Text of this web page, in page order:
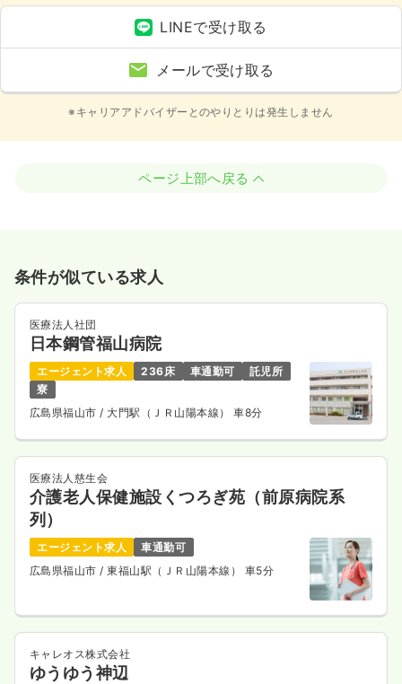
LINEで受け取る
メールで受け取る
※キャリアアドバイザーとのやりとりは発生しません
ページ上部へ戻る
条件が似ている求人
医療法人社団
日本鋼管福山病院
エージェント求人 236床 車通勤可
託児所
寮
広島県福山市/ 大門駅（ＪＲ山陽本線） 車8分
医療法人慈生会
介護老人保健施設くつろぎ苑（前原病院系
列）
エージェント求人
車通勤可
広島県福山市 / 東福山駅（ＪＲ山陽本線） 車5分
キャレオス株式会社
ゆうゆう神辺